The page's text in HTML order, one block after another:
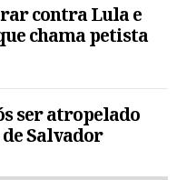
contra Lula e
chama petista
ser atropelado
Salvador